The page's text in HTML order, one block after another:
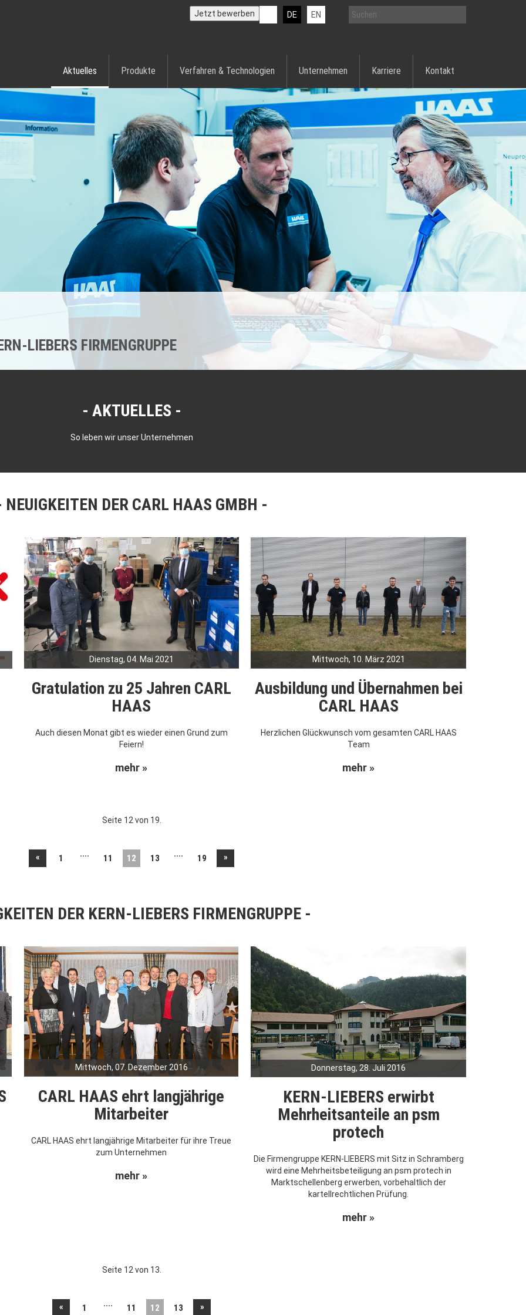
DE EN
Jetzt bewerben
Aktuelles Produkte Verfahren & Technologien Unternehmen Karriere Kontakt
LIEBERS FIRMENGRUPPE
AKTUELLES
So leben wir unser Unternehmen
NEUIGKEITEN DER CARL HAAS GMBH
Dienstag, 04. Mai 2021
Gratulation zu 25 Jahren CARL
HAAS
Auch diesen Monat gibt es wieder einen Grund zum
Feiern!
mehr »
Mittwoch, 10. März 2021
Ausbildung und Übernahmen bei
CARL HAAS
Herzlichen Glückwunsch vom gesamten CARL HAAS
Team
mehr »
Seite 12 von 19.
« 1 .... 11 12 13 .... 19 »
DER KERN-LIEBERS FIRMENGRUPPE
Mittwoch, 07. Dezember 2016
CARL HAAS ehrt langjährige
Mitarbeiter
CARL HAAS ehrt langjährige Mitarbeiter für ihre Treue
zum Unternehmen
mehr »
Donnerstag, 28. Juli 2016
KERN-LIEBERS erwirbt
Mehrheitsanteile an psm
protech
Die Firmengruppe KERN-LIEBERS mit Sitz in Schramberg
wird eine Mehrheitsbeteiligung an psm protech in
Marktschellenberg erwerben, vorbehaltlich der
kartellrechtlichen Prüfung.
mehr »
Seite 12 von 13.
« 1 .... 11 12 13 »